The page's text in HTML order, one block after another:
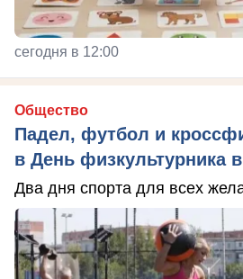
сегодня в 12:00
Общество
Падел, футбол и
в День физкультурника
Два дня спорта для всех